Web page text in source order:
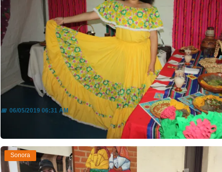
Disfrutan jornada cultural y deportiva
📅06/05/2019 06:31 AM
Sonora